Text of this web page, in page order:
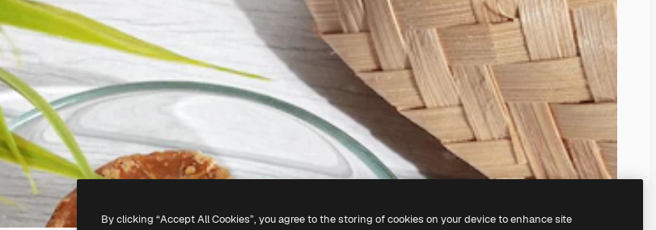
By clicking “Accept All Cookies”, you agree to the storing of cookies on your device to enhance site